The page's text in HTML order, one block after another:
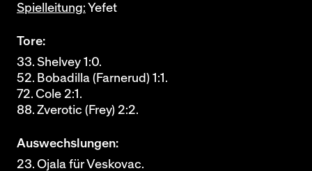
Spielleitung: Yefet
Tore:
33. Shelvey 1:0.
52. Bobadilla (Farnerud) 1:1.
72. Cole 2:1.
88. Zverotic (Frey) 2:2.
Auswechslungen:
23. Ojala für Veskovac.